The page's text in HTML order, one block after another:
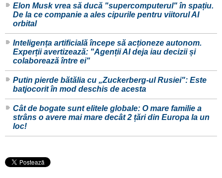
Elon Musk vrea să ducă "supercomputerul" în spațiu.
De la ce companie a ales cipurile pentru viitorul AI
orbital
Inteligența artificială începe să acționeze autonom.
Experții avertizează: "Agenții AI deja iau decizii și
colaborează între ei"
Putin pierde bătălia cu „Zuckerberg-ul Rusiei": Este
batjocorit în mod deschis de acesta
Cât de bogate sunt elitele globale: O mare familie a
strâns o avere mai mare decât 2 țări din Europa la un
loc!